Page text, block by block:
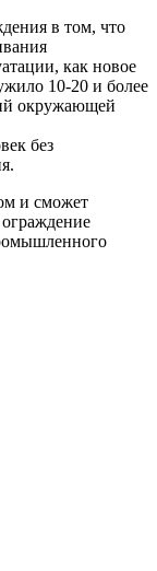
в том, что
как новое
10-20 и более
окружающей
без
и сможет